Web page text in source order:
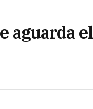
aguarda el